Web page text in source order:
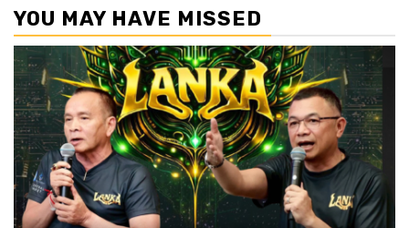
YOU MAY HAVE MISSED